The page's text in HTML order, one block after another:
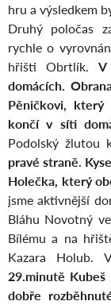
hru a výsledkem
Druhý poločas
rychle o
hřišti Obrtlík. V
domácích.
Pěničkovi, který
končí v síti
Podolský žlutou
pravé straně.
Holečka, který
jsme aktivnější
Bláhu Novotný
Bílému a na
Kazara Holub.
29.minutě
dobře